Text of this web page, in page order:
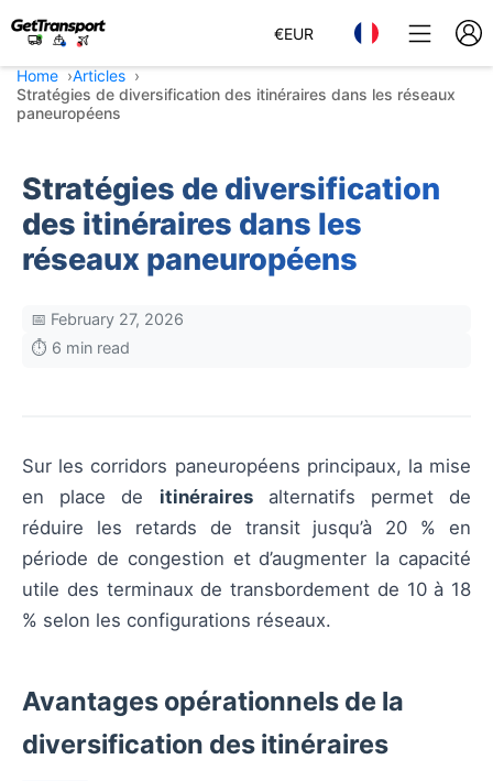
€EUR
Home
Articles
Stratégies de diversification des itinéraires dans les réseaux
paneuropéens
Stratégies de diversification
des itinéraires dans les
réseaux paneuropéens
📅 February 27, 2026
⏱️ 6 min read
Sur les corridors paneuropéens principaux, la mise
en place de itinérairesalternatifs permet de
réduire les retards de transit jusqu’à 20 % en
période de congestion et d’augmenter la capacité
utile des terminaux de transbordement de 10 à 18
% selon les configurations réseaux.
Avantages opérationnels de la
diversification des itinéraires